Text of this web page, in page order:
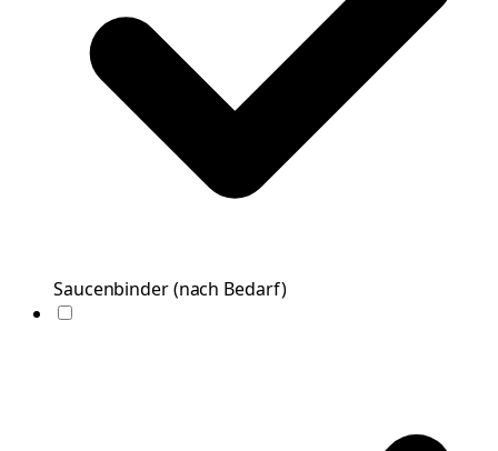
Saucenbinder(nach Bedarf)